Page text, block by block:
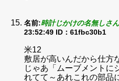
名前:時計じかけの名無しさん
23:52:49 ID：61fbc30b1
米12
敷居が高いんだから仕方
じゃあ「ムーブメントに
れてて～あれこれの部品